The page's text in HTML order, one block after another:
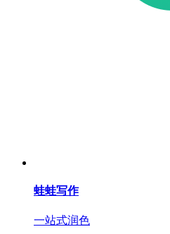
蛙蛙写作
一站式润色